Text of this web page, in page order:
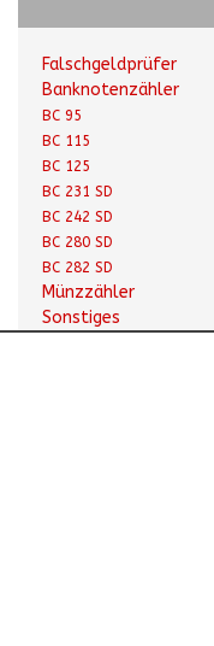
Falschgeldprüfer
Banknotenzähler
BC 95
BC 115
BC 125
BC 231 SD
BC 242 SD
BC 280 SD
BC 282 SD
Münzzähler
Sonstiges